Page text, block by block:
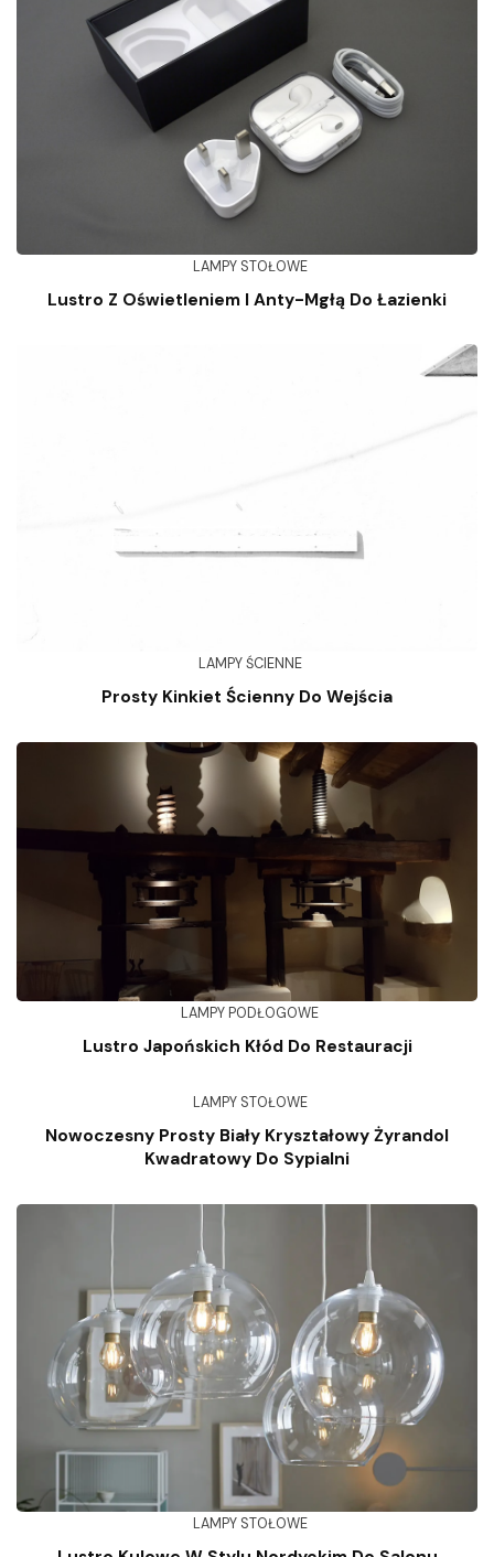
LAMPY STOŁOWE
Lustro Z Oświetleniem I Anty-Mgłą Do Łazienki
LAMPY ŚCIENNE
Prosty Kinkiet Ścienny Do Wejścia
LAMPY PODŁOGOWE
Lustro Japońskich Kłód Do Restauracji
LAMPY STOŁOWE
Nowoczesny Prosty Biały Kryształowy Żyrandol
Kwadratowy Do Sypialni
LAMPY STOŁOWE